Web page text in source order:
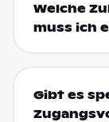
Welche
muss ich
Gibt es